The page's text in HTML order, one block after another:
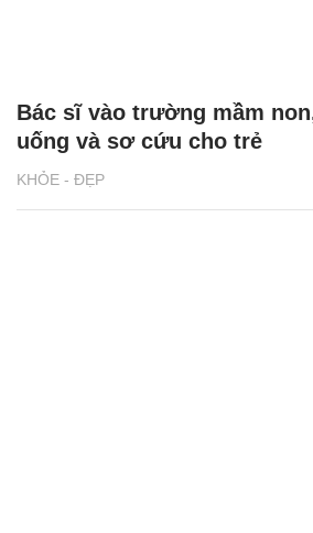
KHỎE - ĐẸP
Bác sĩ vào trường mầm
uống và sơ cứu cho trẻ